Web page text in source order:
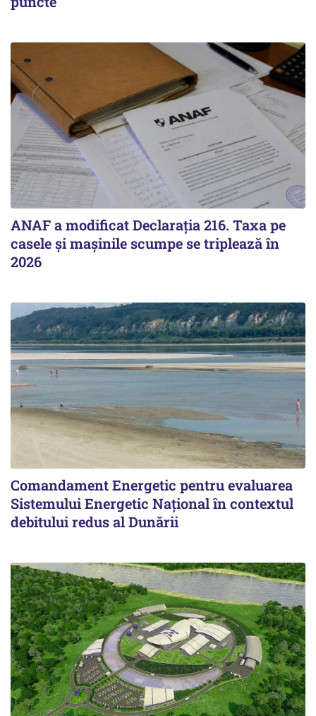
ANAF a modificat Declarația 216. Taxa pe
casele și mașinile scumpe se triplează în
2026
Comandament Energetic pentru evaluarea
Sistemului Energetic Naţional în contextul
debitului redus al Dunării